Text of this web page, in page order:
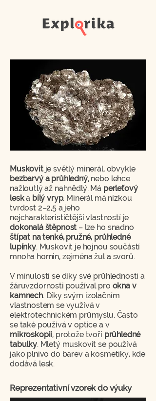
Muskovit je světlý minerál, obvykle
bezbarvý a průhledný, nebo lehce
nažloutlý až nahnědlý. Má perleťový
leska bílý vryp. Minerál má nízkou
tvrdost 2–2,5 a jeho
nejcharakterističtější vlastností je
dokonalá štěpnost – lze ho snadno
štípat na tenké, pružné, průhledné
lupínky. Muskovit je hojnou součástí
mnoha hornin, zejména žul a svorů.
V minulosti se díky své průhlednosti a
žáruvzdornosti používal pro okna v
kamnech. Díky svým izolačním
vlastnostem se využívá v
elektrotechnickém průmyslu. Často
se také používá v optice a v
mikroskopii, protože tvoří průhledné
tabulky. Mletý muskovit se používá
jako plnivo do barev a kosmetiky, kde
dodává lesk.
Reprezentativní vzorek do výuky